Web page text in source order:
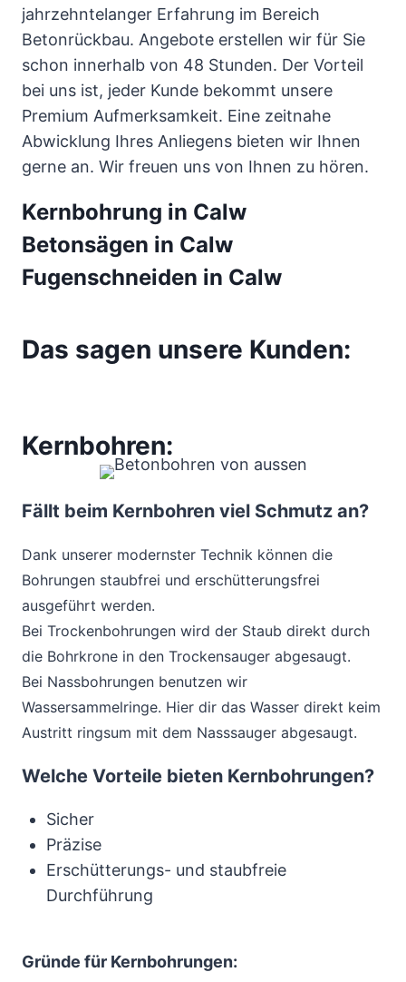
jahrzehntelanger Erfahrung im Bereich
Betonrückbau. Angebote erstellen wir für Sie
schon innerhalb von 48 Stunden. Der Vorteil
bei uns ist, jeder Kunde bekommt unsere
Premium Aufmerksamkeit. Eine zeitnahe
Abwicklung Ihres Anliegens bieten wir Ihnen
gerne an. Wir freuen uns von Ihnen zu hören.
Kernbohrung in Calw
Betonsägen in Calw
Fugenschneiden in Calw
Das sagen unsere Kunden:
Kernbohren:
Fällt beim Kernbohren viel Schmutz an?
Dank unserer modernster Technik können die
Bohrungen staubfrei und erschütterungsfrei
ausgeführt werden.
Bei Trockenbohrungen wird der Staub direkt durch
die Bohrkrone in den Trockensauger abgesaugt.
Bei Nassbohrungen benutzen wir
Wassersammelringe. Hier dir das Wasser direkt keim
Austritt ringsum mit dem Nasssauger abgesaugt.
Welche Vorteile bieten Kernbohrungen?
Sicher
Präzise
Erschütterungs- und staubfreie
Durchführung
Gründe für Kernbohrungen: